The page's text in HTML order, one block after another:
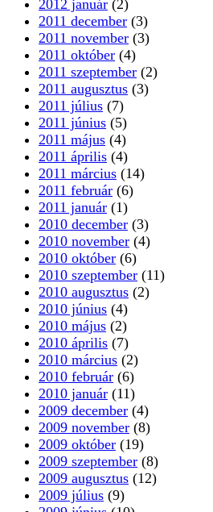
2012 január (2)
2011 december (3)
2011 november (3)
2011 október (4)
2011 szeptember (2)
2011 augusztus (3)
2011 július (7)
2011 június (5)
2011 május (4)
2011 április (4)
2011 március (14)
2011 február (6)
2011 január (1)
2010 december (3)
2010 november (4)
2010 október (6)
2010 szeptember (11)
2010 augusztus (2)
2010 június (4)
2010 május (2)
2010 április (7)
2010 március (2)
2010 február (6)
2010 január (11)
2009 december (4)
2009 november (8)
2009 október (19)
2009 szeptember (8)
2009 augusztus (12)
2009 július (9)